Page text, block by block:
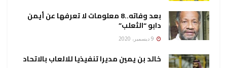
بعد وفاته..8 معلومات لا تعرفها عن أيمن
دابو “الثعلب”
خالد بن يمين مديرا تنفيذيا للالعاب بالاتحاد